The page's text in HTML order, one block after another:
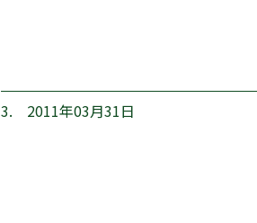
3. 2011年03月31日